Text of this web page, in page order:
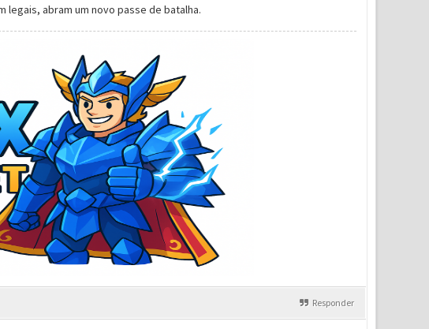
legais, abram um novo passe de batalha.
Responder